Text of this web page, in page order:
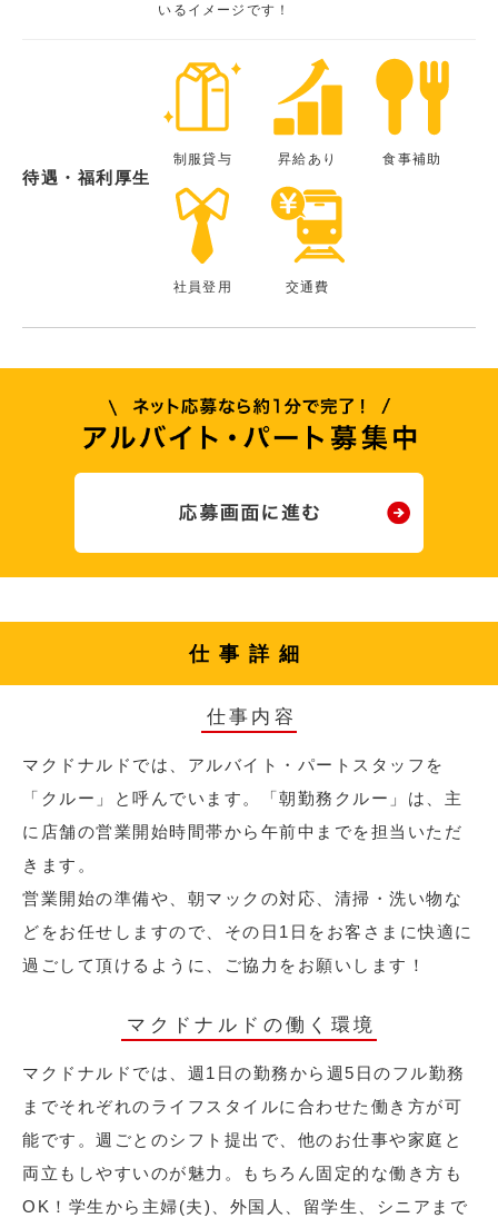
いるイメージです！
待遇・福利厚生
制服貸与 昇給あり 食事補助
社員登用 交通費
仕事詳細
仕事内容
マクドナルドでは、アルバイト・パートスタッフを
「クルー」と呼んでいます。「朝勤務クルー」は、主
に店舗の営業開始時間帯から午前中までを担当いただ
きます。
営業開始の準備や、朝マックの対応、清掃・洗い物な
どをお任せしますので、その日1日をお客さまに快適に
過ごして頂けるように、ご協力をお願いします！
マクドナルドの働く環境
マクドナルドでは、週1日の勤務から週5日のフル勤務
までそれぞれのライフスタイルに合わせた働き方が可
能です。週ごとのシフト提出で、他のお仕事や家庭と
両立もしやすいのが魅力。もちろん固定的な働き方も
OK！学生から主婦(夫)、外国人、留学生、シニアまで